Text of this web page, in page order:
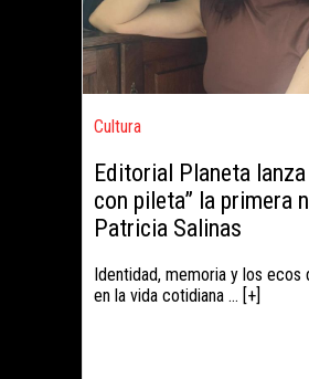
Cultura
Editorial Planeta lanza
con pileta” la primera
Patricia Salinas
Identidad, memoria y los ecos
en la vida cotidiana ... [+]